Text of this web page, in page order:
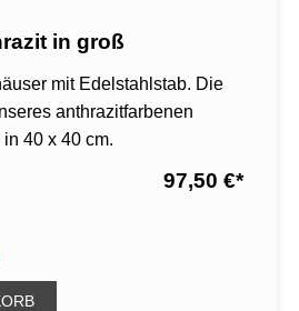
in groß
mit Edelstahlstab. Die
anthrazitfarbenen
40 x 40 cm.
97,50 €*